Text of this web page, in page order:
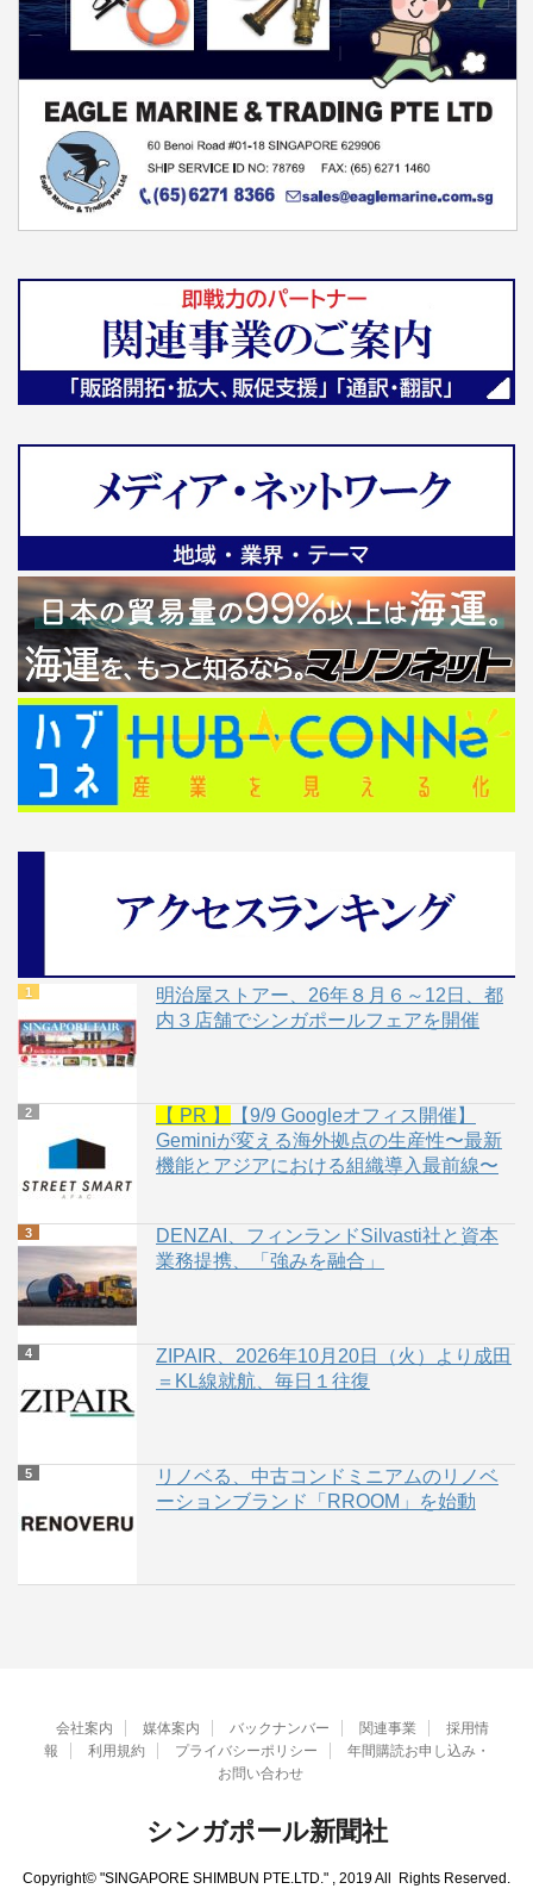
明治屋ストアー、26年８月６～12日、都
内３店舗でシンガポールフェアを開催
【 PR 】
【9/9 Googleオフィス開催】
Geminiが変える海外拠点の生産性〜最新
機能とアジアにおける組織導入最前線〜
DENZAI、フィンランドSilvasti社と資本
業務提携、「強みを融合」
ZIPAIR、2026年10月20日（火）より成田
＝KL線就航、毎日１往復
リノベる、中古コンドミニアムのリノベ
ーションブランド「RROOM」を始動
会社案内 媒体案内 バックナンバー 関連事業
採用情
報
利用規約 プライバシーポリシー
年間購読お申し込み・
お問い合わせ
シンガポール新聞社
Copyright© "SINGAPORE SHIMBUN PTE.LTD." , 2019 All Rights Reserved.